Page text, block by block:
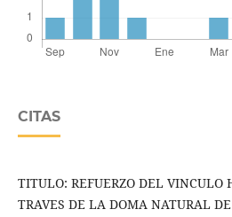
CITAS
TITULO: REFUERZO DEL
TRAVES DE LA DOMA NATURAL